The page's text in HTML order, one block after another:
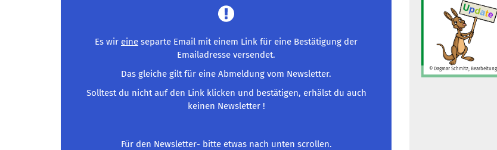
Es wir eine separte Email mit einem Link für eine Bestätigung der
Emailadresse versendet.
Das gleiche gilt für eine Abmeldung vom Newsletter.
Solltest du nicht auf den Link klicken und bestätigen, erhälst du auch
keinen Newsletter !
Für den Newsletter- bitte etwas nach unten scrollen.
© Dagmar Schmitz;